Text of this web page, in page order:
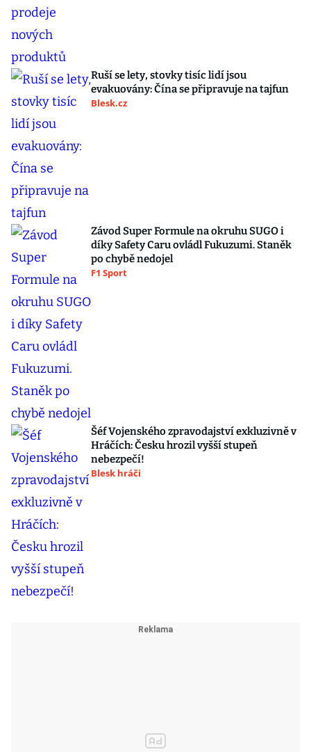
Ruší se lety, stovky tisíc lidí jsou
evakuovány: Čína se připravuje na tajfun
Blesk.cz
Závod Super Formule na okruhu SUGO i
díky Safety Caru ovládl Fukuzumi. Staněk
po chybě nedojel
F1 Sport
Šéf Vojenského zpravodajství exkluzivně v
Hráčích: Česku hrozil vyšší stupeň
nebezpečí!
Blesk hráči